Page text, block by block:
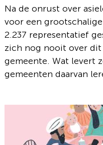
Na de onrust over
voor een
2.237 representatief
zich nog nooit over
gemeente. Wat levert
gemeenten daarvan